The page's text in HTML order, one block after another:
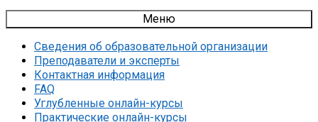
Меню
Сведения об образовательной организации
Преподаватели и эксперты
Контактная информация
FAQ
Углубленные онлайн-курсы
Практические онлайн-курсы